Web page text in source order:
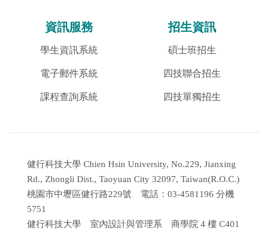
資訊服務
學生資訊系統
電子郵件系統
課程查詢系統
招生資訊
碩士班招生
四技聯合招生
四技單獨招生
健行科技大學 Chien Hsin University, No.229, Jianxing
Rd., Zhongli Dist., Taoyuan City 32097, Taiwan(R.O.C.)
桃園市中壢區健行路229號 電話：03-4581196 分機
5751
健行科技大學 室內設計與管理系 商學院 4 樓 C401